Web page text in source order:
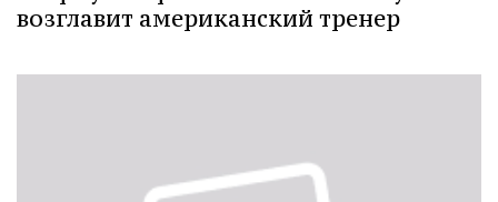
возглавит американский тренер